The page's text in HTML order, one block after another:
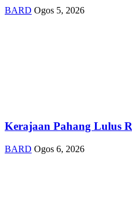
BARD Ogos 5, 2026
Kerajaan Pahang Lulus
BARD Ogos 6, 2026